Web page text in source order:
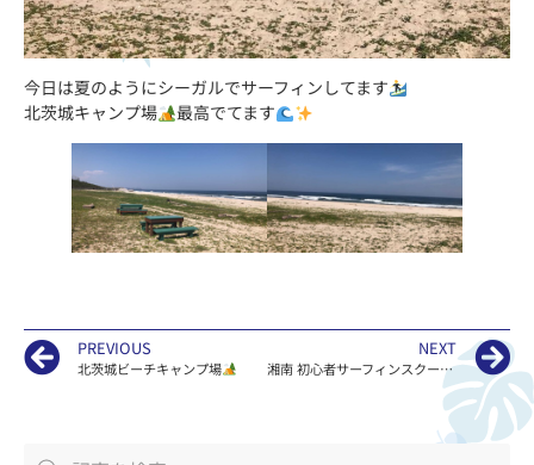
今日は夏のようにシーガルでサーフィンしてます
北茨城キャンプ場
最高でてます
PREVIOUS
北茨城ビーチキャンプ場
NEXT
湘南 初心者サーフィンスクールKAILOAの江ノ島 波情報